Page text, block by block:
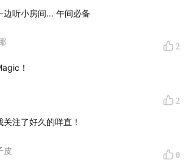
Trace
边听小房间… 午间必备
2
！
2
注了好久的咩直！
皮 0